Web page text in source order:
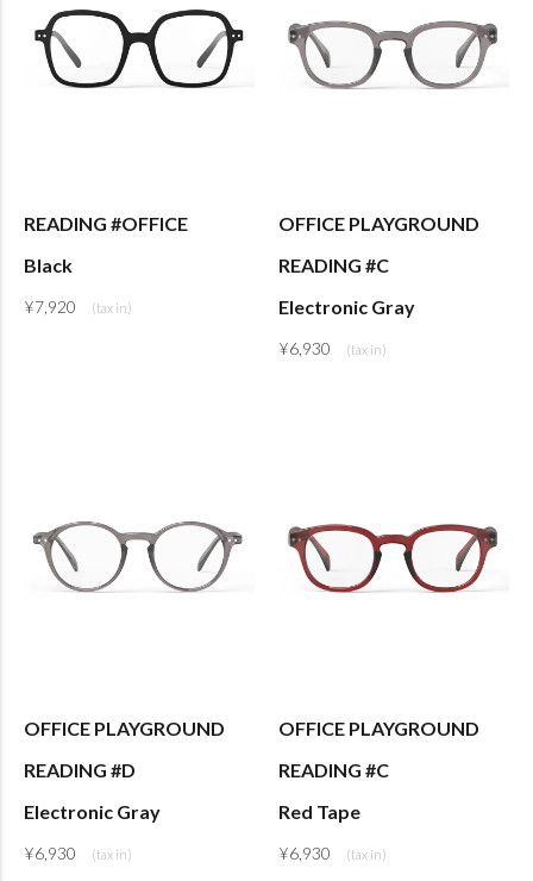
READING #OFFICE
Black
¥7,920
OFFICE PLAYGROUND
READING #C
Electronic Gray
¥6,930
OFFICE PLAYGROUND
READING #D
Electronic Gray
¥6,930
OFFICE PLAYGROUND
READING #C
Red Tape
¥6,930